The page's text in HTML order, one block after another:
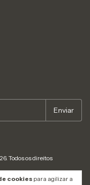
cookies para agilizar a
Todos os direitos